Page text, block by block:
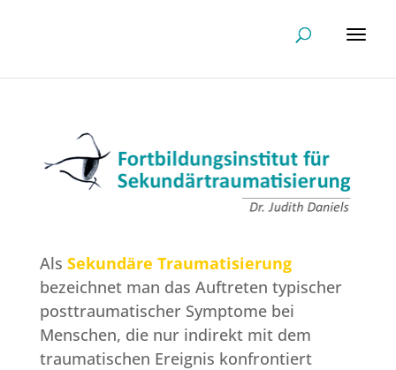
Als Sekundäre Traumatisierung
bezeichnet man das Auftreten typischer
posttraumatischer Symptome bei
Menschen, die nur indirekt mit dem
traumatischen Ereignis konfrontiert